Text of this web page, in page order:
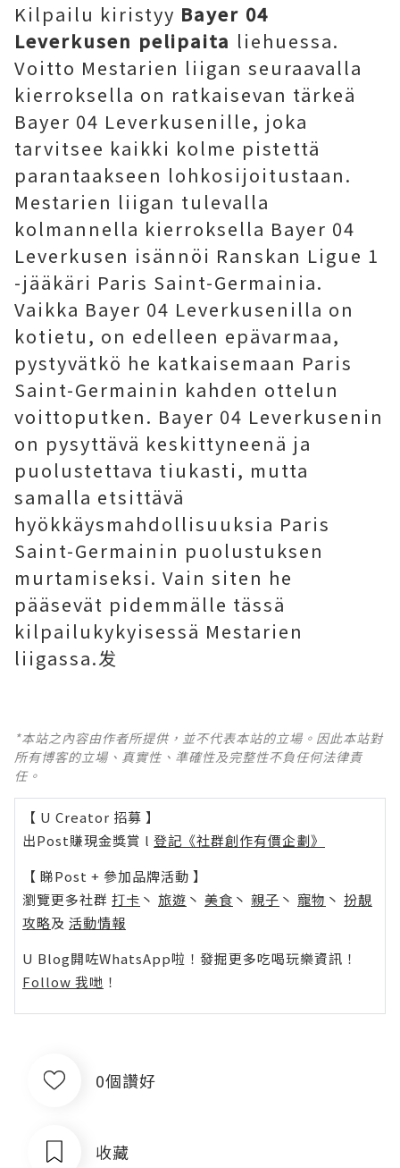
Kilpailu kiristyy Bayer 04
Leverkusen pelipaita liehuessa.
Voitto Mestarien liigan seuraavalla
kierroksella on ratkaisevan tärkeä
Bayer 04 Leverkusenille, joka
tarvitsee kaikki kolme pistettä
parantaakseen lohkosijoitustaan.
Mestarien liigan tulevalla
kolmannella kierroksella Bayer 04
Leverkusen isännöi Ranskan Ligue 1
-jääkäri Paris Saint-Germainia.
Vaikka Bayer 04 Leverkusenilla on
kotietu, on edelleen epävarmaa,
pystyvätkö he katkaisemaan Paris
Saint-Germainin kahden ottelun
voittoputken. Bayer 04 Leverkusenin
on pysyttävä keskittyneenä ja
puolustettava tiukasti, mutta
samalla etsittävä
hyökkäysmahdollisuuksia Paris
Saint-Germainin puolustuksen
murtamiseksi. Vain siten he
pääsevät pidemmälle tässä
kilpailukykyisessä Mestarien
liigassa.发
*本站之內容由作者所提供，並不代表本站的立場。因此本站對
所有博客的立場、真實性、準確性及完整性不負任何法律責
任。
【 U Creator 招募 】
出Post賺現金獎賞 l 登記《社群創作有價企劃》
【 睇Post + 參加品牌活動 】
瀏覽更多社群 打卡 丶 旅遊 丶 美食 丶 親子 丶 寵物 丶 扮靚
攻略及 活動情報
U Blog開咗WhatsApp啦！發掘更多吃喝玩樂資訊！
Follow 我哋 ！
0個讚好
收藏